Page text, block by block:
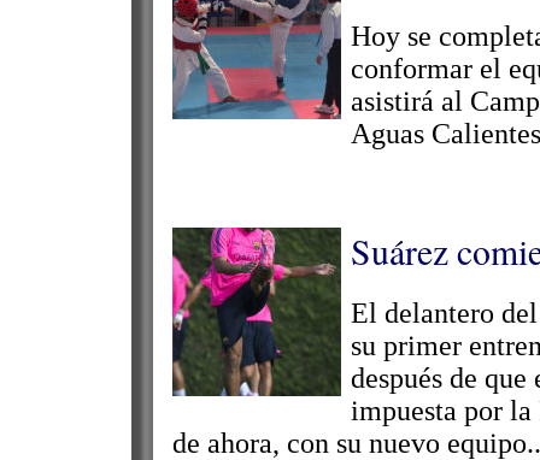
Hoy se
conformar el
asistirá al
Aguas
Suárez
El delantero
su primer
después de
impuesta por
de ahora, con su nuevo